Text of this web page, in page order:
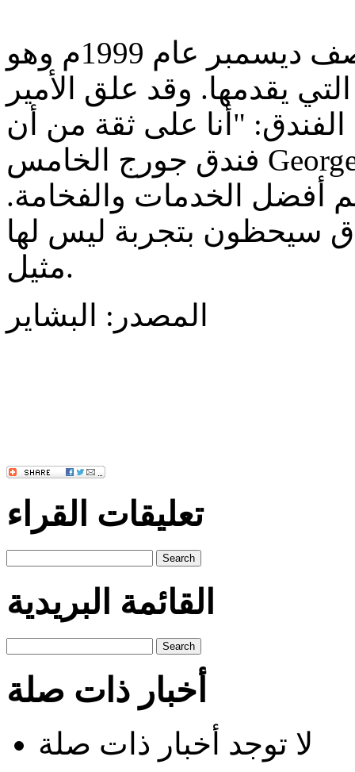
ومنذ إعادة افتتاح الفندق في منتصف ديسمبر عام 1999م وهو
يقدمها. وقد علق الأمير
الفندق: "أنا على ثقة من أن
فندق جورج الخامس George V سيكون جوهرة على تاج فنادق
أفضل الخدمات والفخامة.
سيحظون بتجربة ليس لها
مثيل.
المصدر: البشاير
تعليقات القراء
Search
القائمة البريدية
Search
أخبار ذات صلة
لا توجد أخبار ذات صلة